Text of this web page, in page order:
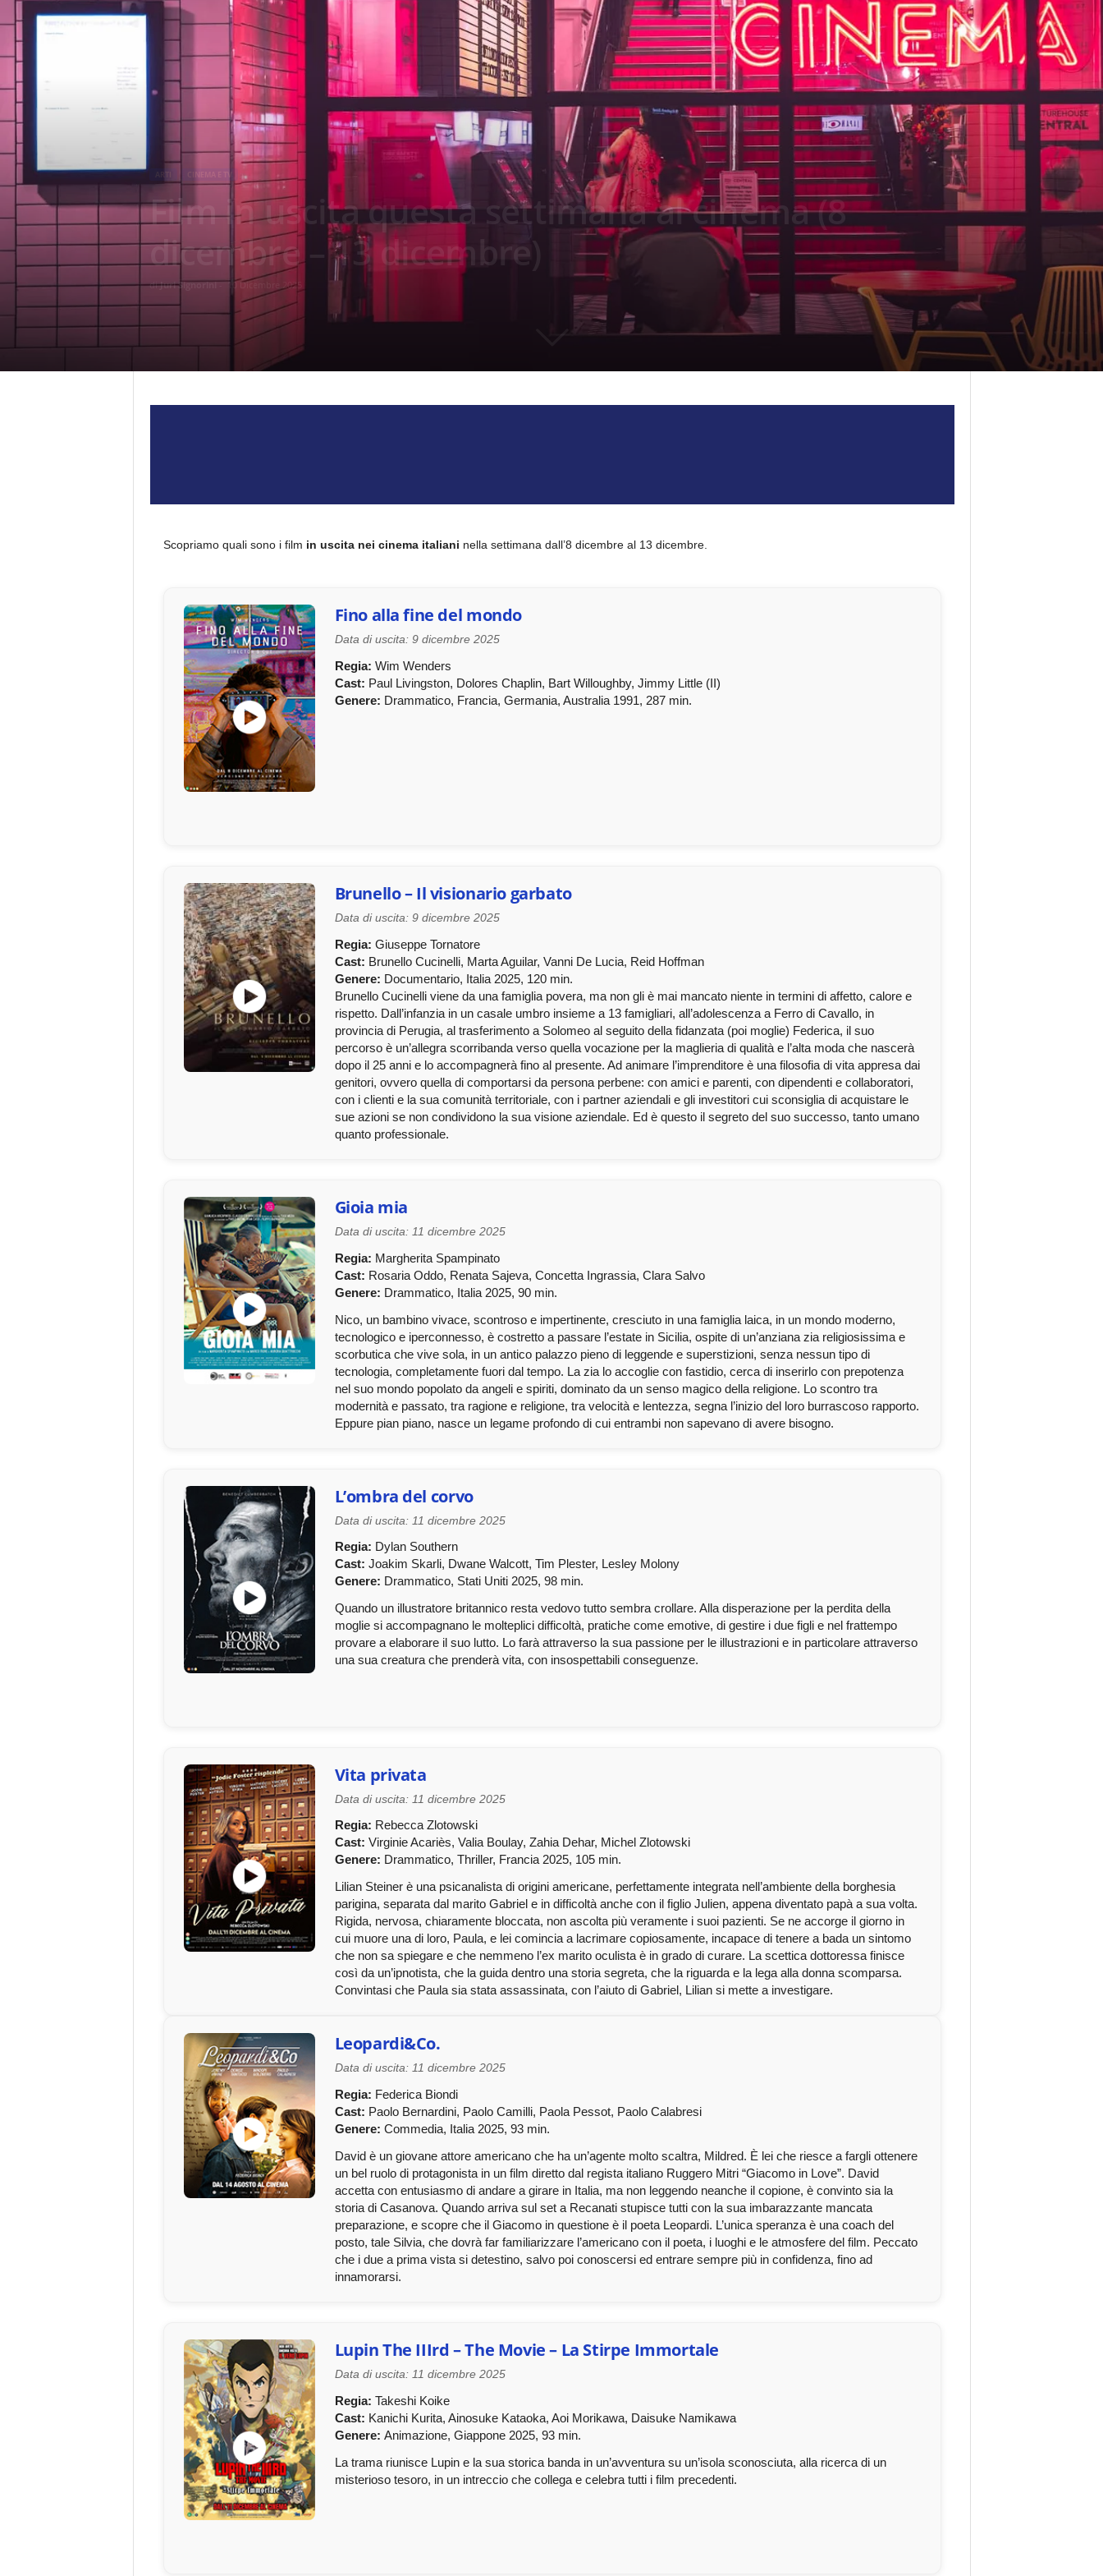
Film in uscita questa settimana al cinema (8
dicembre – 13 dicembre)
di Juri Signorini- 10 Dicembre 2025 270
Scopriamo quali sono i film in uscita nei cinema italiani nella settimana dall’8 dicembre al 13 dicembre.
Fino alla fine del mondo
Data di uscita: 9 dicembre 2025
Regia: Wim Wenders
Cast: Paul Livingston, Dolores Chaplin, Bart Willoughby, Jimmy Little (II)
Genere: Drammatico, Francia, Germania, Australia 1991, 287 min.
Brunello – Il visionario garbato
Data di uscita: 9 dicembre 2025
Regia: Giuseppe Tornatore
Cast: Brunello Cucinelli, Marta Aguilar, Vanni De Lucia, Reid Hoffman
Genere: Documentario, Italia 2025, 120 min.
Brunello Cucinelli viene da una famiglia povera, ma non gli è mai mancato niente in termini di affetto, calore e
rispetto. Dall’infanzia in un casale umbro insieme a 13 famigliari, all’adolescenza a Ferro di Cavallo, in
provincia di Perugia, al trasferimento a Solomeo al seguito della fidanzata (poi moglie) Federica, il suo
percorso è un’allegra scorribanda verso quella vocazione per la maglieria di qualità e l’alta moda che nascerà
dopo il 25 anni e lo accompagnerà fino al presente. Ad animare l’imprenditore è una filosofia di vita appresa dai
genitori, ovvero quella di comportarsi da persona perbene: con amici e parenti, con dipendenti e collaboratori,
con i clienti e la sua comunità territoriale, con i partner aziendali e gli investitori cui sconsiglia di acquistare le
sue azioni se non condividono la sua visione aziendale. Ed è questo il segreto del suo successo, tanto umano
quanto professionale.
Gioia mia
Data di uscita: 11 dicembre 2025
Regia: Margherita Spampinato
Cast: Rosaria Oddo, Renata Sajeva, Concetta Ingrassia, Clara Salvo
Genere: Drammatico, Italia 2025, 90 min.
Nico, un bambino vivace, scontroso e impertinente, cresciuto in una famiglia laica, in un mondo moderno,
tecnologico e iperconnesso, è costretto a passare l’estate in Sicilia, ospite di un’anziana zia religiosissima e
scorbutica che vive sola, in un antico palazzo pieno di leggende e superstizioni, senza nessun tipo di
tecnologia, completamente fuori dal tempo. La zia lo accoglie con fastidio, cerca di inserirlo con prepotenza
nel suo mondo popolato da angeli e spiriti, dominato da un senso magico della religione. Lo scontro tra
modernità e passato, tra ragione e religione, tra velocità e lentezza, segna l’inizio del loro burrascoso rapporto.
Eppure pian piano, nasce un legame profondo di cui entrambi non sapevano di avere bisogno.
L’ombra del corvo
Data di uscita: 11 dicembre 2025
Regia: Dylan Southern
Cast: Joakim Skarli, Dwane Walcott, Tim Plester, Lesley Molony
Genere: Drammatico, Stati Uniti 2025, 98 min.
Quando un illustratore britannico resta vedovo tutto sembra crollare. Alla disperazione per la perdita della
moglie si accompagnano le molteplici difficoltà, pratiche come emotive, di gestire i due figli e nel frattempo
provare a elaborare il suo lutto. Lo farà attraverso la sua passione per le illustrazioni e in particolare attraverso
una sua creatura che prenderà vita, con insospettabili conseguenze.
Vita privata
Data di uscita: 11 dicembre 2025
Regia: Rebecca Zlotowski
Cast: Virginie Acariès, Valia Boulay, Zahia Dehar, Michel Zlotowski
Genere: Drammatico, Thriller, Francia 2025, 105 min.
Lilian Steiner è una psicanalista di origini americane, perfettamente integrata nell’ambiente della borghesia
parigina, separata dal marito Gabriel e in difficoltà anche con il figlio Julien, appena diventato papà a sua volta.
Rigida, nervosa, chiaramente bloccata, non ascolta più veramente i suoi pazienti. Se ne accorge il giorno in
cui muore una di loro, Paula, e lei comincia a lacrimare copiosamente, incapace di tenere a bada un sintomo
che non sa spiegare e che nemmeno l’ex marito oculista è in grado di curare. La scettica dottoressa finisce
così da un’ipnotista, che la guida dentro una storia segreta, che la riguarda e la lega alla donna scomparsa.
Convintasi che Paula sia stata assassinata, con l’aiuto di Gabriel, Lilian si mette a investigare.
Leopardi&Co.
Data di uscita: 11 dicembre 2025
Regia: Federica Biondi
Cast: Paolo Bernardini, Paolo Camilli, Paola Pessot, Paolo Calabresi
Genere: Commedia, Italia 2025, 93 min.
David è un giovane attore americano che ha un’agente molto scaltra, Mildred. È lei che riesce a fargli ottenere
un bel ruolo di protagonista in un film diretto dal regista italiano Ruggero Mitri “Giacomo in Love”. David
accetta con entusiasmo di andare a girare in Italia, ma non leggendo neanche il copione, è convinto sia la
storia di Casanova. Quando arriva sul set a Recanati stupisce tutti con la sua imbarazzante mancata
preparazione, e scopre che il Giacomo in questione è il poeta Leopardi. L’unica speranza è una coach del
posto, tale Silvia, che dovrà far familiarizzare l’americano con il poeta, i luoghi e le atmosfere del film. Peccato
che i due a prima vista si detestino, salvo poi conoscersi ed entrare sempre più in confidenza, fino ad
innamorarsi.
Lupin The IIIrd – The Movie – La Stirpe Immortale
Data di uscita: 11 dicembre 2025
Regia: Takeshi Koike
Cast: Kanichi Kurita, Ainosuke Kataoka, Aoi Morikawa, Daisuke Namikawa
Genere: Animazione, Giappone 2025, 93 min.
La trama riunisce Lupin e la sua storica banda in un’avventura su un’isola sconosciuta, alla ricerca di un
misterioso tesoro, in un intreccio che collega e celebra tutti i film precedenti.